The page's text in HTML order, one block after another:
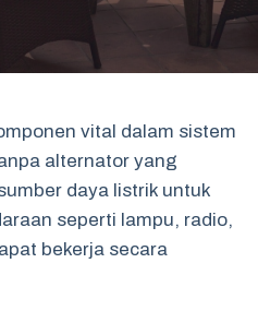
vital dalam sistem
alternator yang
daya listrik untuk
seperti lampu, radio,
bekerja secara